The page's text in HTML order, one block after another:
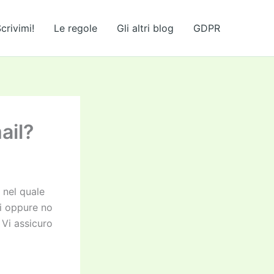
Le regole Gli altri blog GDPR
quale
oppure no
assicuro